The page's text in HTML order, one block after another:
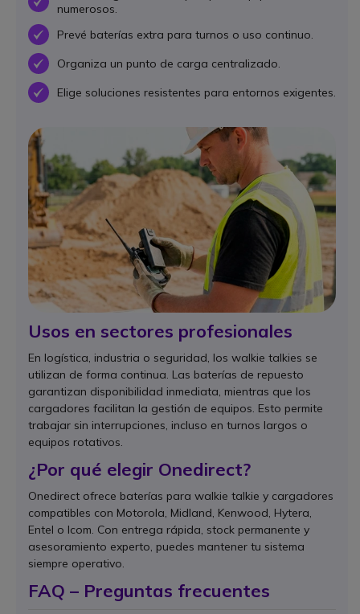
numerosos.
OKPrevé baterías extra para turnos o uso continuo.
OKOrganiza un punto de carga centralizado.
OKElige soluciones resistentes para entornos exigentes.
Usos en sectores profesionales
En logística, industria o seguridad, los walkie talkies se
utilizan de forma continua. Las baterías de repuesto
garantizan disponibilidad inmediata, mientras que los
cargadores facilitan la gestión de equipos. Esto permite
trabajar sin interrupciones, incluso en turnos largos o
equipos rotativos.
¿Por qué elegir Onedirect?
Onedirect ofrece baterías para walkie talkie y cargadores
compatibles con Motorola, Midland, Kenwood, Hytera,
Entel o Icom. Con entrega rápida, stock permanente y
asesoramiento experto, puedes mantener tu sistema
siempre operativo.
FAQ – Preguntas frecuentes